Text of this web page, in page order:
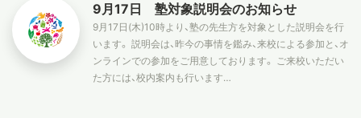
9月17日 塾対象説明会のお知らせ
9月17日(木)10時より、塾の先生方を対象とした説明会を行
います。 説明会は、昨今の事情を鑑み、来校による参加と、オ
ンラインでの参加をご用意しております。 ご来校いただい
た方には、校内案内も行います…